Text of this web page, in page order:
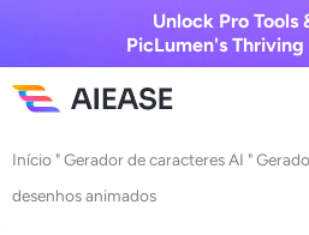
Unlock Pro Tools
PicLumen's
Casa
Início "Gerador de caracteres AI "
desenhos animados